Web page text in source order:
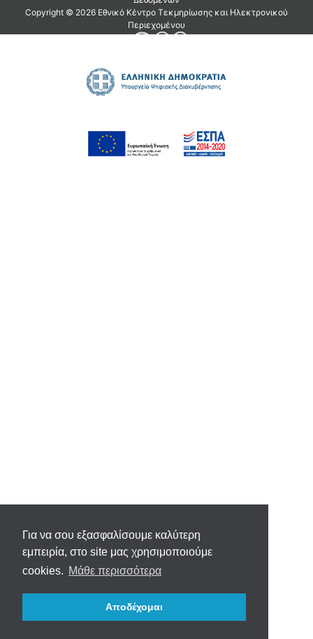
Για να σου εξασφαλίσουμε καλύτερη
εμπειρία, στο site μας χρησιμοποιούμε
cookies. Μάθε περισσότερα
Αποδέχομαι